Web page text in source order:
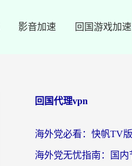
影音加速 回国游戏加速
回国代理vpn